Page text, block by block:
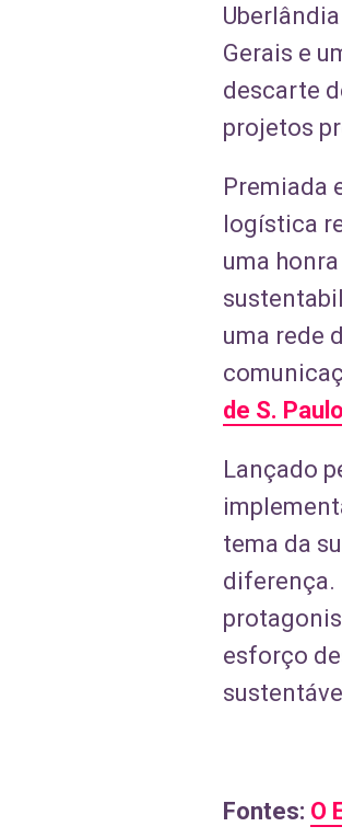
Gerais e
descarte
projetos
Premiada
logística
uma
uma rede
de S. Paulo
Lançado
tema da
diferença.
esforço
Fontes: O